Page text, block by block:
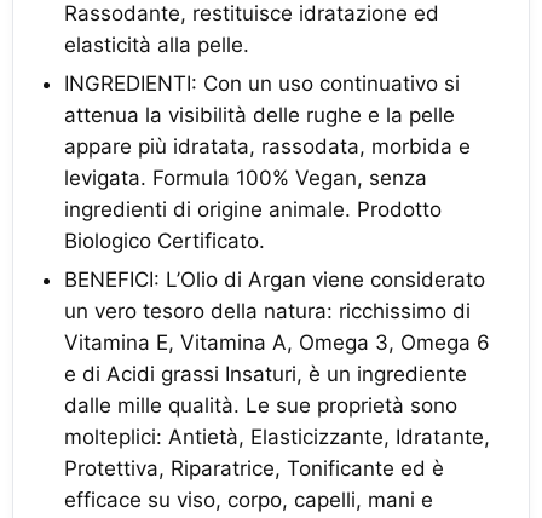
Rassodante, restituisce idratazione ed
elasticità alla pelle.
INGREDIENTI: Con un uso continuativo si
attenua la visibilità delle rughe e la pelle
appare più idratata, rassodata, morbida e
levigata. Formula 100% Vegan, senza
ingredienti di origine animale. Prodotto
Biologico Certificato.
BENEFICI: L’Olio di Argan viene considerato
un vero tesoro della natura: ricchissimo di
Vitamina E, Vitamina A, Omega 3, Omega 6
e di Acidi grassi Insaturi, è un ingrediente
dalle mille qualità. Le sue proprietà sono
molteplici: Antietà, Elasticizzante, Idratante,
Protettiva, Riparatrice, Tonificante ed è
efficace su viso, corpo, capelli, mani e